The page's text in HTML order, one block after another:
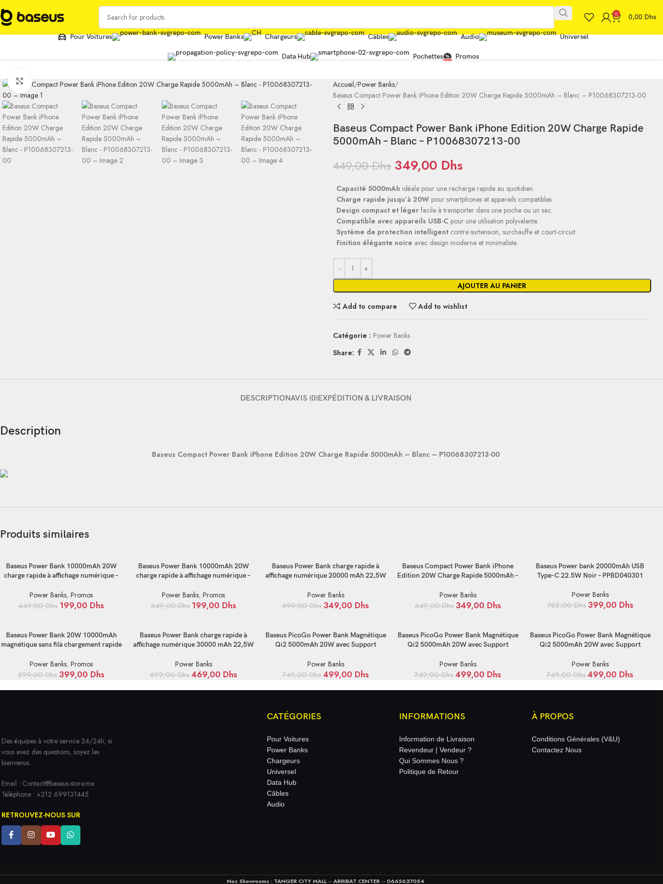
0 0,00 Dhs
Pour Voitures Power Banks Chargeurs Câbles Audio Universel
Data Hub Pochettes Promos
Click to enlarge Accueil Power Banks
Baseus Compact Power Bank iPhone Edition 20W Charge Rapide 5000mAh – Blanc – P10068307213-00
Baseus Compact Power Bank iPhone Edition 20W Charge Rapide
5000mAh – Blanc – P10068307213-00
449,00Dhs 349,00 Dhs
• Capacité 5000mAh idéale pour une recharge rapide au quotidien.
• Charge rapide jusqu’à 20W pour smartphones et appareils compatibles.
• Design compact et léger facile à transporter dans une poche ou un sac.
• Compatible avec appareils USB-C pour une utilisation polyvalente.
• Système de protection intelligent contre surtension, surchauffe et court-circuit.
• Finition élégante noire avec design moderne et minimaliste.
AJOUTER AU PANIER
Add to compare Add to wishlist
Catégorie : Power Banks
Share:
DESCRIPTIONAVIS (0)EXPÉDITION & LIVRAISON
Description
Baseus Compact Power Bank iPhone Edition 20W Charge Rapide 5000mAh – Blanc – P10068307213-00
Produits similaires
AJOUTER AU PANIER
Baseus Power Bank 10000mAh 20W
charge rapide à affichage numérique –
Power Banks, Promos
449,00Dhs 199,00 Dhs
AJOUTER AU PANIER
Baseus Power Bank 10000mAh 20W
charge rapide à affichage numérique –
Power Banks, Promos
449,00Dhs 199,00 Dhs
AJOUTER AU PANIER
Baseus Power Bank charge rapide à
affichage numérique 20000 mAh 22,5W
Power Banks
699,00Dhs349,00 Dhs
AJOUTER AU PANIER
Baseus Compact Power Bank iPhone
Edition 20W Charge Rapide 5000mAh –
Power Banks
449,00Dhs349,00 Dhs
AJOUTER AU PANIER
Baseus Power bank 20000mAh USB
Type-C 22.5W Noir – PPBD040301
Power Banks
785,00Dhs 399,00 Dhs
AJOUTER AU PANIER
Baseus Power Bank 20W 10000mAh
magnétique sans filà chargement rapide
Power Banks, Promos
599,00Dhs399,00 Dhs
AJOUTER AU PANIER
Baseus Power Bank charge rapide à
affichage numérique 30000 mAh 22,5W
Power Banks
699,00Dhs 469,00 Dhs
AJOUTER AU PANIER
Baseus PicoGo Power Bank Magnétique
Qi2 5000mAh 20W avec Support
Power Banks
749,00Dhs499,00 Dhs
AJOUTER AU PANIER
Baseus PicoGo Power Bank Magnétique
Qi2 5000mAh 20W avec Support
Power Banks
749,00Dhs499,00 Dhs
AJOUTER AU PANIER
Baseus PicoGo Power Bank Magnétique
Qi2 5000mAh 20W avec Support
Power Banks
749,00Dhs499,00 Dhs
Des équipes à votre service 24/24h, si
vous avez des questions, soyez les
bienvenus.
Email : Contact@baseus-store.ma
Téléphone : +212 699131445
RETROUVEZ-NOUS SUR
CATÉGORIES
Pour Voitures
Power Banks
Chargeurs
Universel
Data Hub
Câbles
Audio
INFORMATIONS
Information de Livraison
Revendeur | Vendeur ?
Qui Sommes Nous ?
Politique de Retour
À PROPOS
Conditions Générales (V&U)
Contactez Nous
Nos Showrooms : TANGER CITY MALL -- ARRIBAT CENTER -- 0665627054‬